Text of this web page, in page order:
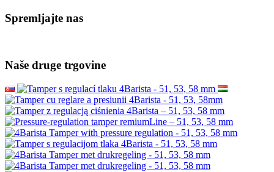
Spremljajte nas
Naše druge trgovine